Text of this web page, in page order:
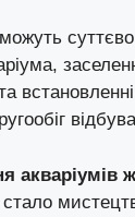
акваріумів
стало